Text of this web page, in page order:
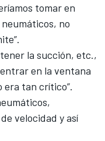
tomar en
no
la succión, etc.,
en la ventana
era tan crítico”.
velocidad y así